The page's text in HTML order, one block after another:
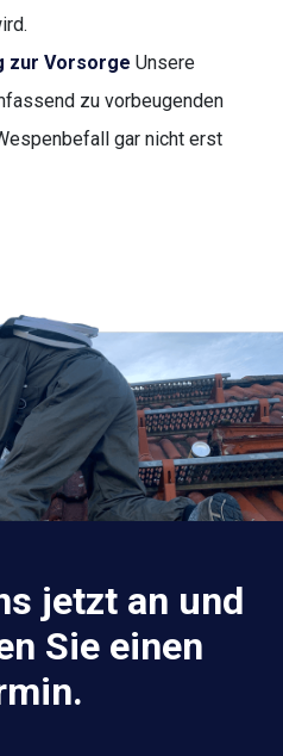
zur Vorsorge Unsere
zu vorbeugenden
gar nicht erst
jetzt an und
Sie einen